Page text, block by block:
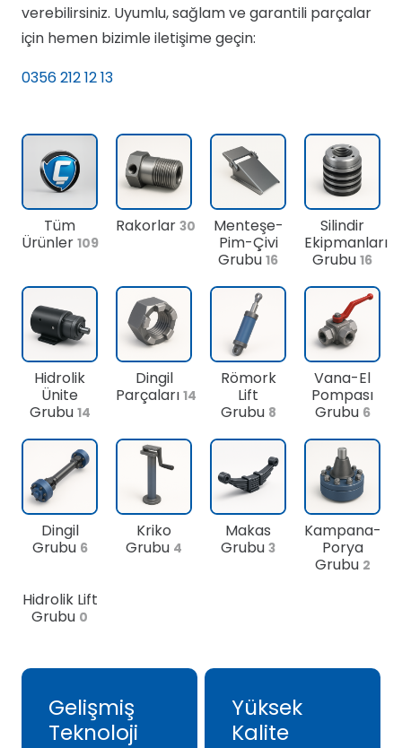
verebilirsiniz. Uyumlu, sağlam ve garantili parçalar
için hemen bizimle iletişime geçin:
0356 212 12 13
Tüm
Ürünler 109
Rakorlar 30
Menteşe-
Pim-Çivi
Grubu 16
Silindir
Ekipmanları
Grubu 16
Hidrolik
Ünite
Grubu 14
Dingil
Parçaları 14
Römork
Lift
Grubu 8
Vana-El
Pompası
Grubu 6
Dingil
Grubu 6
Kriko
Grubu 4
Makas
Grubu 3
Kampana-
Porya
Grubu 2
Hidrolik Lift
Grubu 0
Gelişmiş
Teknoloji
Yüksek
Kalite